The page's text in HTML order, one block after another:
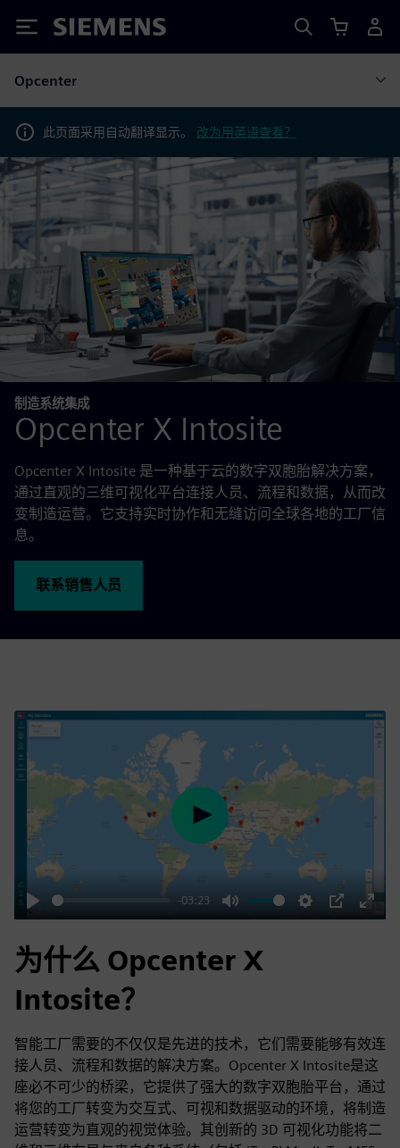
Siemens
Opcenter
此页面采用自动翻译显示。 改为用英语查看？
制造系统集成
Opcenter X Intosite
Opcenter X Intosite 是一种基于云的数字双胞胎解决方案，
通过直观的三维可视化平台连接人员、流程和数据，从而改
变制造运营。它支持实时协作和无缝访问全球各地的工厂信
息。
联系销售人员
Play
-03:23
Mute Settings
PIP
Enter
Play
为什么 Opcenter X
Intosite？
智能工厂需要的不仅仅是先进的技术，它们需要能够有效连
接人员、流程和数据的解决方案。Opcenter X Intosite是这
座必不可少的桥梁，它提供了强大的数字双胞胎平台，通过
将您的工厂转变为交互式、可视和数据驱动的环境，将制造
运营转变为直观的视觉体验。其创新的 3D 可视化功能将二